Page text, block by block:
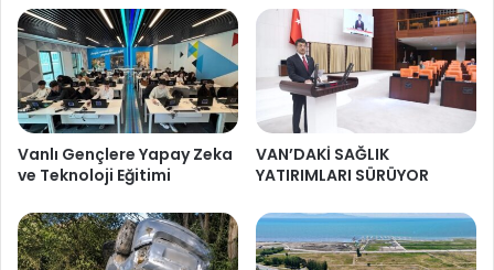
Vanlı Gençlere Yapay Zeka
ve Teknoloji Eğitimi
VAN’DAKİ SAĞLIK
YATIRIMLARI SÜRÜYOR